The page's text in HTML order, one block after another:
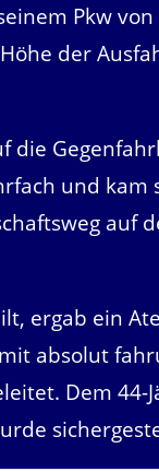
Pkw
der
die
und
auf
ergab ein
absolut
Dem